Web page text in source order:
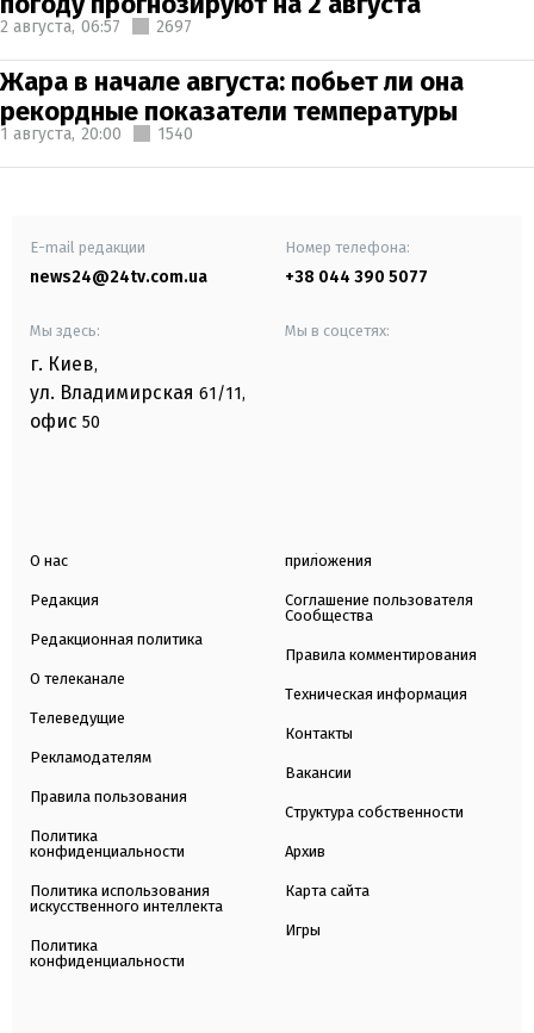
2 августа, 06:57 2697
Жара в начале августа: побьет ли она
рекордные показатели температуры
1 августа, 20:00 1540
E-mail редакции
news24@24tv.com.ua
Номер телефона:
+38 044 390 5077
Мы здесь:
г. Киев,
ул. Владимирская 61/11,
офис 50
Мы в соцсетях:
О нас
Редакция
Редакционная политика
О телеканале
Телеведущие
Рекламодателям
Правила пользования
Политика
конфиденциальности
Политика использования
искусственного интеллекта
Политика
конфиденциальности
приложения
Соглашение пользователя
Сообщества
Правила комментирования
Техническая информация
Контакты
Вакансии
Структура собственности
Архив
Карта сайта
Игры